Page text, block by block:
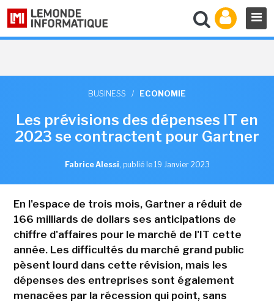
BUSINESS / ECONOMIE
Les prévisions des dépenses IT en
2023 se contractent pour Gartner
Fabrice Alessi, publié le 19 Janvier 2023
En l'espace de trois mois, Gartner a réduit de
166 milliards de dollars ses anticipations de
chiffre d'affaires pour le marché de l'IT cette
année. Les difficultés du marché grand public
pèsent lourd dans cette révision, mais les
dépenses des entreprises sont également
menacées par la récession qui point, sans